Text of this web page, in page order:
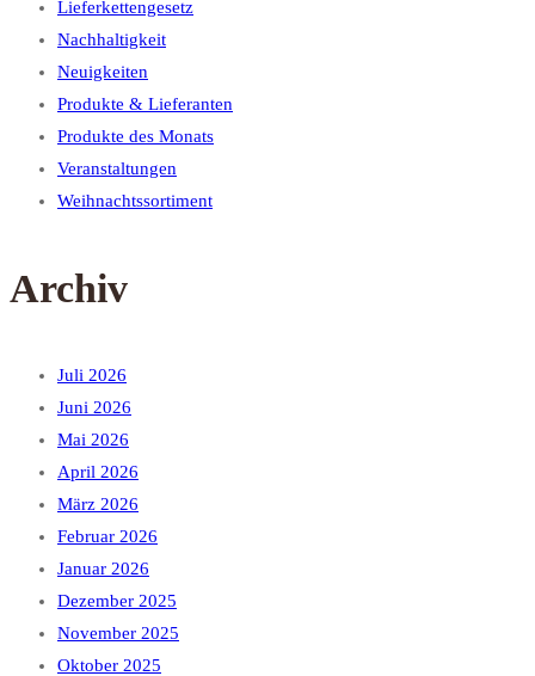
Lieferkettengesetz
Nachhaltigkeit
Neuigkeiten
Produkte & Lieferanten
Produkte des Monats
Veranstaltungen
Weihnachtssortiment
Archiv
Juli 2026
Juni 2026
Mai 2026
April 2026
März 2026
Februar 2026
Januar 2026
Dezember 2025
November 2025
Oktober 2025